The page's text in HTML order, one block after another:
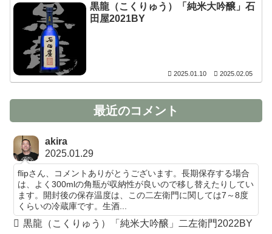
黒龍（こくりゅう）「純米大吟醸」石
田屋2021BY
2025.01.10 2025.02.05
最近のコメント
akira
2025.01.29
flipさん、コメントありがとうございます。長期保存する場合
は、よく300mlの角瓶が収納性が良いので移し替えたりしてい
ます。開封後の保存温度は、この二左衛門に関しては7～8度
くらいの冷蔵庫です。生酒...
黒龍（こくりゅう）「純米大吟醸」二左衛門2022BY